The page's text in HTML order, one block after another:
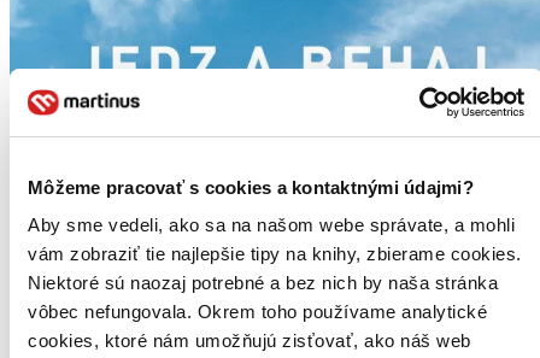
Môžeme pracovať s cookies a kontaktnými údajmi?
Aby sme vedeli, ako sa na našom webe správate, a mohli
vám zobraziť tie najlepšie tipy na knihy, zbierame cookies.
Niektoré sú naozaj potrebné a bez nich by naša stránka
vôbec nefungovala. Okrem toho používame analytické
cookies, ktoré nám umožňujú zisťovať, ako náš web